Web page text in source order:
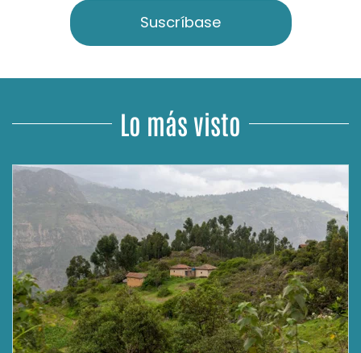
Suscríbase
Lo más visto